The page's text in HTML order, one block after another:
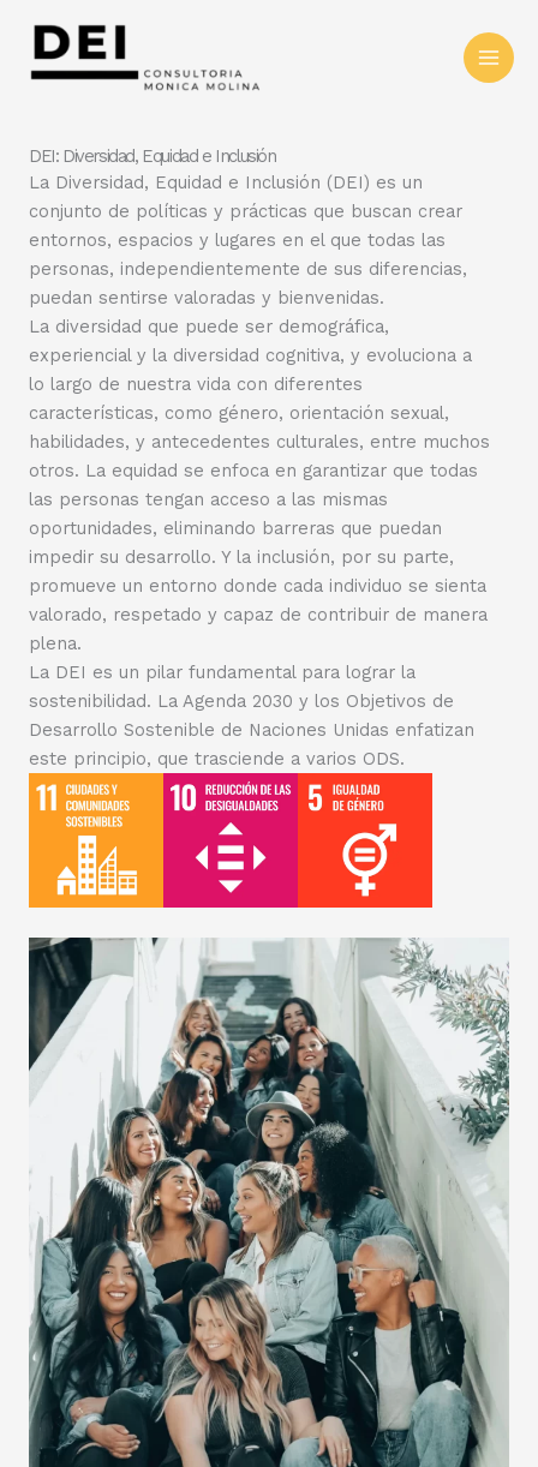
DEI: Diversidad, Equidad e Inclusión
La Diversidad, Equidad e Inclusión (DEI) es un
conjunto de políticas y prácticas que buscan crear
entornos, espacios y lugares en el que todas las
personas, independientemente de sus diferencias,
puedan sentirse valoradas y bienvenidas.
La diversidad que puede ser demográfica,
experiencial y la diversidad cognitiva, y evoluciona a
lo largo de nuestra vida con diferentes
características, como género, orientación sexual,
habilidades, y antecedentes culturales, entre muchos
otros. La equidad se enfoca en garantizar que todas
las personas tengan acceso a las mismas
oportunidades, eliminando barreras que puedan
impedir su desarrollo. Y la inclusión, por su parte,
promueve un entorno donde cada individuo se sienta
valorado, respetado y capaz de contribuir de manera
plena.
La DEI es un pilar fundamental para lograr la
sostenibilidad. La Agenda 2030 y los Objetivos de
Desarrollo Sostenible de Naciones Unidas enfatizan
este principio, que trasciende a varios ODS.